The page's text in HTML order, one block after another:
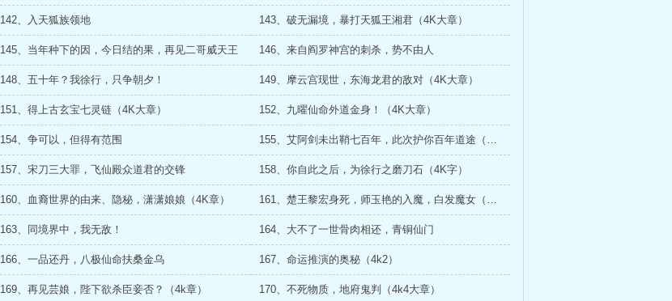
142、入天狐族领地 143、破无漏境，暴打天狐王湘君（4K大章）
145、当年种下的因，今日结的果，再见二哥威天王 146、来自阎罗神宫的刺杀，势不由人
148、五十年？我徐行，只争朝夕！ 149、摩云宫现世，东海龙君的敌对（4K大章）
151、得上古玄宝七灵链（4K大章） 152、九曜仙命外道金身！（4K大章）
154、争可以，但得有范围 155、艾阿剑未出鞘七百年，此次护你百年道途（5K章）
157、宋刀三大罪，飞仙殿众道君的交锋 158、你自此之后，为徐行之磨刀石（4K字）
160、血裔世界的由来、隐秘，潇潇娘娘（4K章） 161、楚王黎宏身死，师玉艳的入魔，白发魔女（5K大章）
163、同境界中，我无敌！ 164、大不了一世骨肉相还，青铜仙门
166、一品还丹，八极仙命扶桑金乌 167、命运推演的奥秘（4k2）
169、再见芸娘，陛下欲杀臣妾否？（4k章） 170、不死物质，地府鬼判（4k4大章）